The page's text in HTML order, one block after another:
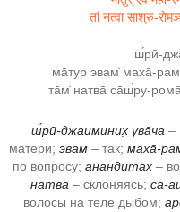
तां नत्वा साश्रु-
ш́рӣ-
ма̄тур эвам̇ маха̄-
та̄м̇ натва̄ са̄ш́ру-
ш́рӣ-джаиминих̣ ува̄ча –
матери; эвам – так; маха̄-
по вопросу; а̄нандитах̣ –
натва̄ – склоняясь; са-
волосы на теле дыбом;